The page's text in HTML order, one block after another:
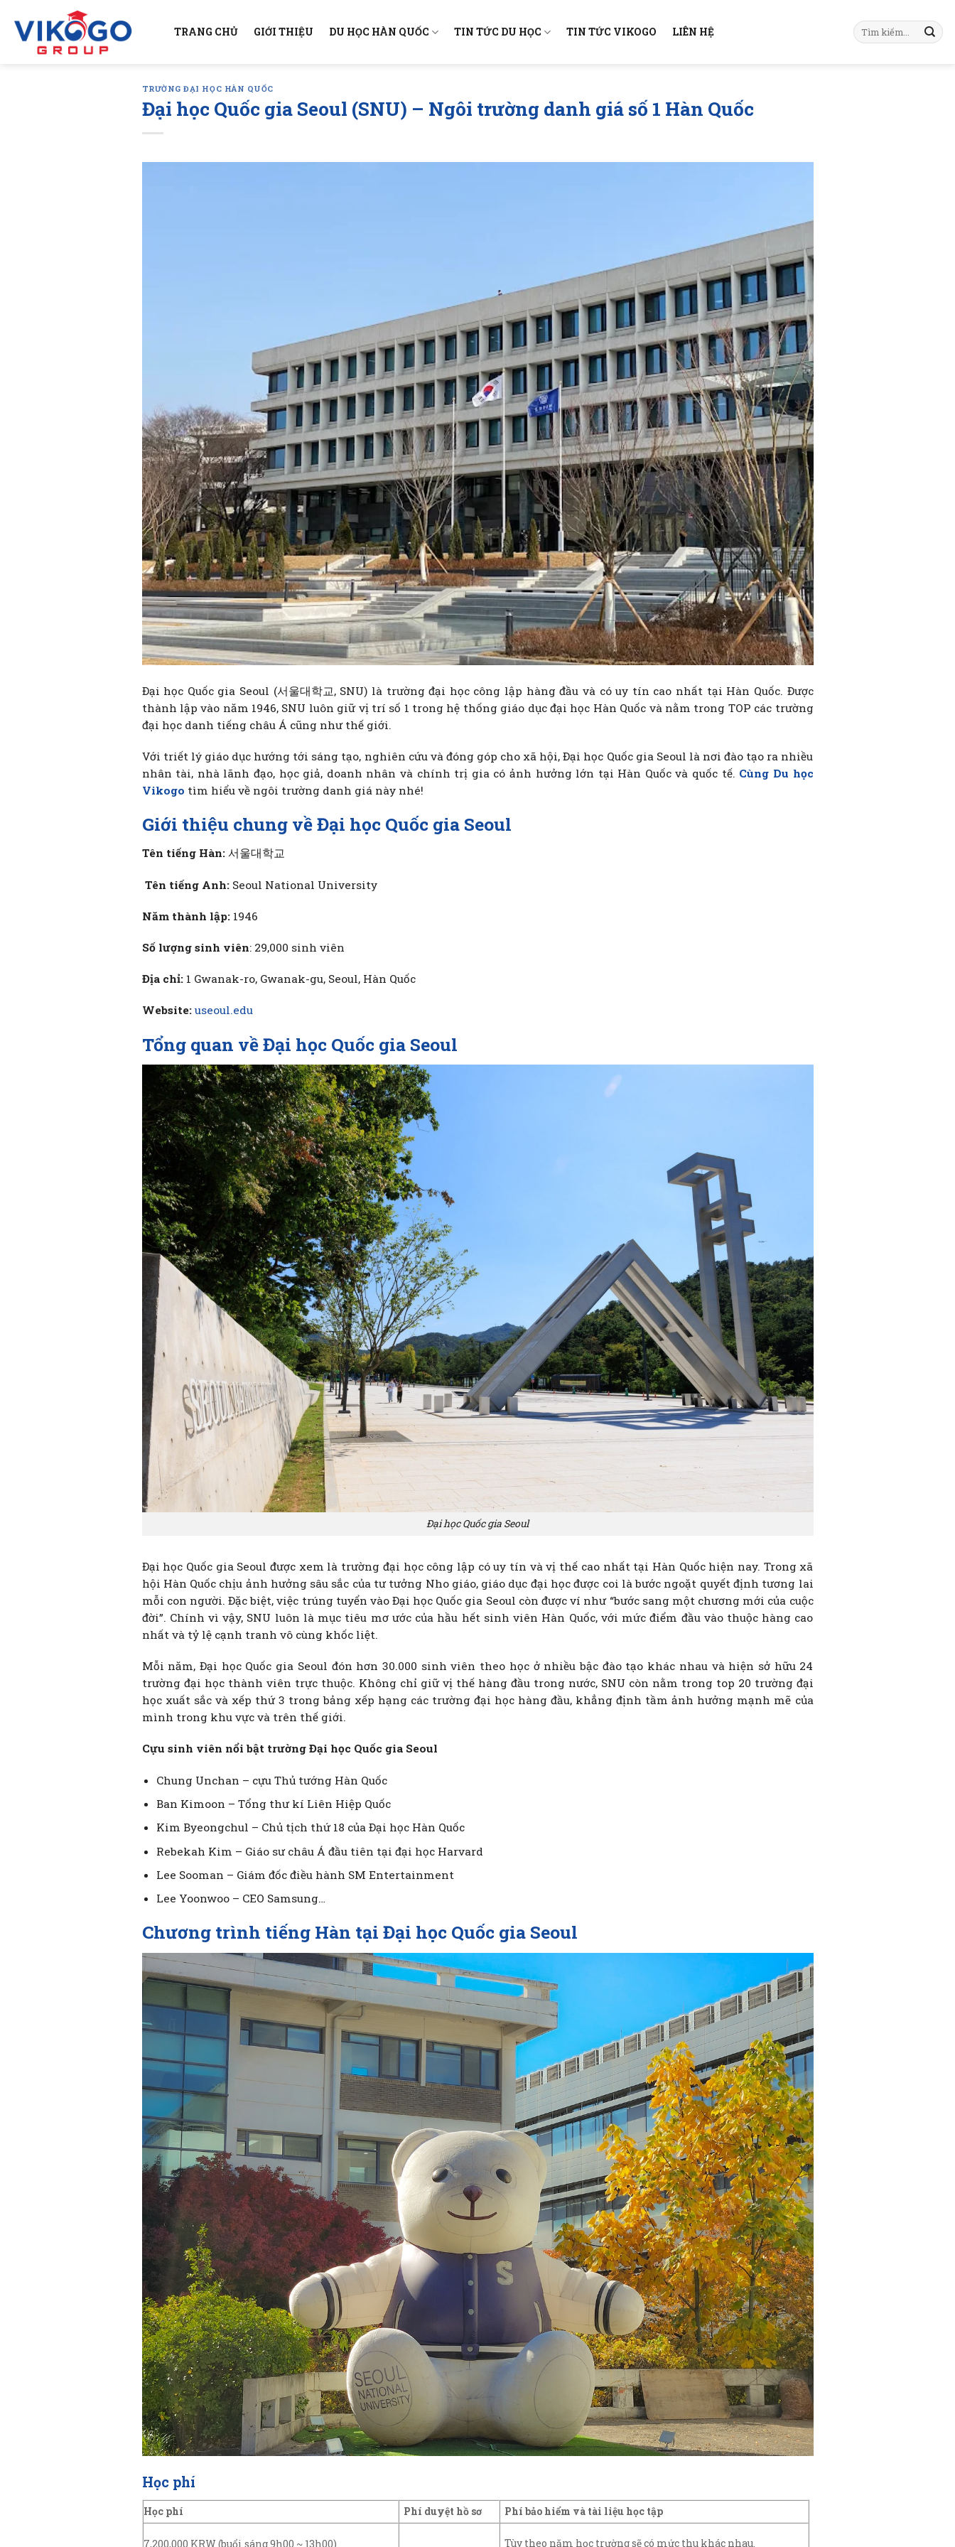
content
TRANG CHỦ GIỚI THIỆU DU HỌC HÀN QUỐC TIN TỨC DU HỌC TIN TỨC VIKOGO LIÊN HỆ
TRƯỜNG ĐẠI HỌC HÀN QUỐC
Đại học Quốc gia Seoul (SNU) – Ngôi trường danh giá số 1 Hàn Quốc
Đại học Quốc gia Seoul (서울대학교, SNU) là trường đại học công lập hàng đầu và có uy tín cao nhất tại Hàn Quốc. Được
thành lập vào năm 1946, SNU luôn giữ vị trí số 1 trong hệ thống giáo dục đại học Hàn Quốc và nằm trong TOP các trường
đại học danh tiếng châu Á cũng như thế giới.
Với triết lý giáo dục hướng tới sáng tạo, nghiên cứu và đóng góp cho xã hội, Đại học Quốc gia Seoul là nơi đào tạo ra nhiều
nhân tài, nhà lãnh đạo, học giả, doanh nhân và chính trị gia có ảnh hưởng lớn tại Hàn Quốc và quốc tế. Cùng Du học
Vikogo tìm hiểu về ngôi trường danh giá này nhé!
Giới thiệu chung về Đại học Quốc gia Seoul
Tên tiếng Hàn:서울대학교
Tên tiếng Anh:Seoul National University
Năm thành lập:1946
Số lượng sinh viên: 29,000 sinh viên
Địa chỉ:1 Gwanak-ro, Gwanak-gu, Seoul, Hàn Quốc
Website: useoul.edu
Tổng quan về Đại học Quốc gia Seoul
Đại học Quốc gia Seoul
Đại học Quốc gia Seoul được xem là trường đại học công lập có uy tín và vị thế cao nhất tại Hàn Quốc hiện nay. Trong xã
hội Hàn Quốc chịu ảnh hưởng sâu sắc của tư tưởng Nho giáo, giáo dục đại học được coi là bước ngoặt quyết định tương lai
mỗi con người. Đặc biệt, việc trúng tuyển vào Đại học Quốc gia Seoul còn được ví như “bước sang một chương mới của cuộc
đời”. Chính vì vậy, SNU luôn là mục tiêu mơ ước của hầu hết sinh viên Hàn Quốc, với mức điểm đầu vào thuộc hàng cao
nhất và tỷ lệ cạnh tranh vô cùng khốc liệt.
Mỗi năm, Đại học Quốc gia Seoul đón hơn 30.000 sinh viên theo học ở nhiều bậc đào tạo khác nhau và hiện sở hữu 24
trường đại học thành viên trực thuộc. Không chỉ giữ vị thế hàng đầu trong nước, SNU còn nằm trong top 20 trường đại
học xuất sắc và xếp thứ 3 trong bảng xếp hạng các trường đại học hàng đầu, khẳng định tầm ảnh hưởng mạnh mẽ của
mình trong khu vực và trên thế giới.
Cựu sinh viên nổi bật trường Đại học Quốc gia Seoul
Chung Unchan – cựu Thủ tướng Hàn Quốc
Ban Kimoon – Tổng thư kí Liên Hiệp Quốc
Kim Byeongchul – Chủ tịch thứ 18 của Đại học Hàn Quốc
Rebekah Kim – Giáo sư châu Á đầu tiên tại đại học Harvard
Lee Sooman – Giám đốc điều hành SM Entertainment
Lee Yoonwoo – CEO Samsung…
Chương trình tiếng Hàn tại Đại học Quốc gia Seoul
Học phí
Học phí Phí duyệt hồ sơ Phí bảo hiểm và tài liệu học tập
7,200,000 KRW (buổi sáng 9h00 ~ 13h00) Tùy theo năm học trường sẽ có mức thu khác nhau.